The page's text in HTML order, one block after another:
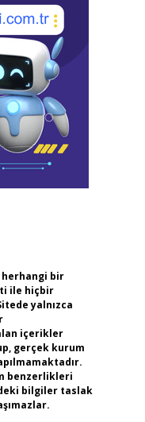
bir
ile hiçbir
yalnızca
içerikler
gerçek kurum
benzerlikleri
bilgiler taslak